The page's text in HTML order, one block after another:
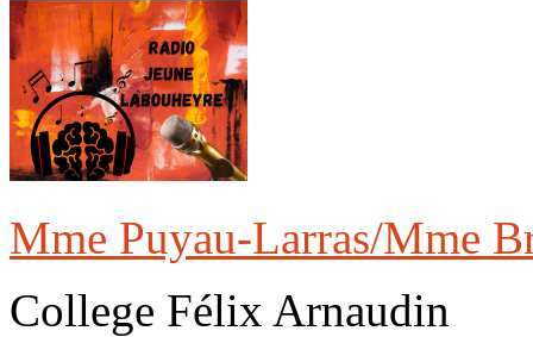
Mme Puyau-Larras/Mme
College Félix Arnaudin